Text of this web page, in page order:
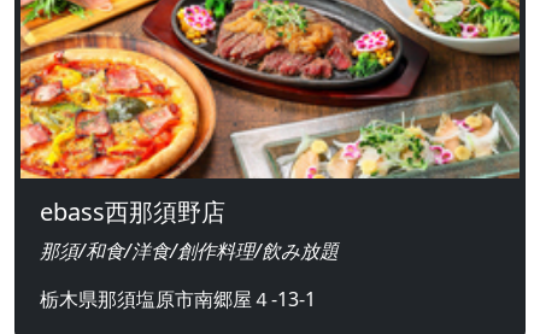
ebass西那須野店
那須/和食/洋食/創作料理/飲み放題
栃木県那須塩原市南郷屋４-13-1